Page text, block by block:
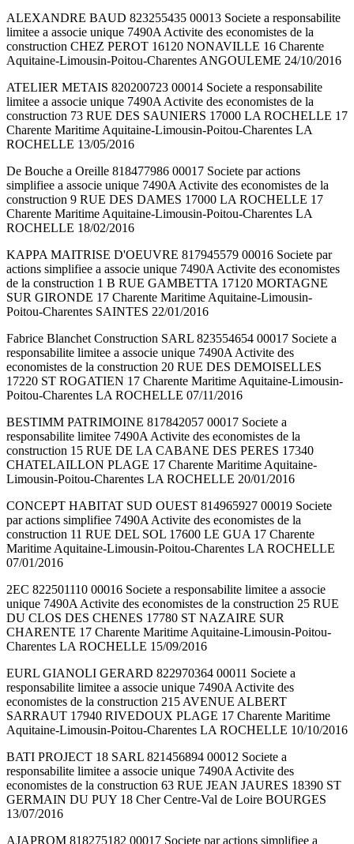
ALEXANDRE BAUD 823255435 00013 Societe a responsabilite
limitee a associe unique 7490A Activite des economistes de la
construction CHEZ PEROT 16120 NONAVILLE 16 Charente
Aquitaine-Limousin-Poitou-Charentes ANGOULEME 24/10/2016
ATELIER METAIS 820200723 00014 Societe a responsabilite
limitee a associe unique 7490A Activite des economistes de la
construction 73 RUE DES SAUNIERS 17000 LA ROCHELLE 17
Charente Maritime Aquitaine-Limousin-Poitou-Charentes LA
ROCHELLE 13/05/2016
De Bouche a Oreille 818477986 00017 Societe par actions
simplifiee a associe unique 7490A Activite des economistes de la
construction 9 RUE DES DAMES 17000 LA ROCHELLE 17
Charente Maritime Aquitaine-Limousin-Poitou-Charentes LA
ROCHELLE 18/02/2016
KAPPA MAITRISE D'OEUVRE 817945579 00016 Societe par
actions simplifiee a associe unique 7490A Activite des economistes
de la construction 1 B RUE GAMBETTA 17120 MORTAGNE
SUR GIRONDE 17 Charente Maritime Aquitaine-Limousin-
Poitou-Charentes SAINTES 22/01/2016
Fabrice Blanchet Construction SARL 823554654 00017 Societe a
responsabilite limitee a associe unique 7490A Activite des
economistes de la construction 20 RUE DES DEMOISELLES
17220 ST ROGATIEN 17 Charente Maritime Aquitaine-Limousin-
Poitou-Charentes LA ROCHELLE 07/11/2016
BESTIMM PATRIMOINE 817842057 00017 Societe a
responsabilite limitee 7490A Activite des economistes de la
construction 15 RUE DE LA CABANE DES PERES 17340
CHATELAILLON PLAGE 17 Charente Maritime Aquitaine-
Limousin-Poitou-Charentes LA ROCHELLE 20/01/2016
CONCEPT HABITAT SUD OUEST 814965927 00019 Societe
par actions simplifiee 7490A Activite des economistes de la
construction 11 RUE DEL SOL 17600 LE GUA 17 Charente
Maritime Aquitaine-Limousin-Poitou-Charentes LA ROCHELLE
07/01/2016
2EC 822501110 00016 Societe a responsabilite limitee a associe
unique 7490A Activite des economistes de la construction 25 RUE
DU CLOS DES CHENES 17780 ST NAZAIRE SUR
CHARENTE 17 Charente Maritime Aquitaine-Limousin-Poitou-
Charentes LA ROCHELLE 15/09/2016
EURL GIANOLI GERARD 822970364 00011 Societe a
responsabilite limitee a associe unique 7490A Activite des
economistes de la construction 215 AVENUE ALBERT
SARRAUT 17940 RIVEDOUX PLAGE 17 Charente Maritime
Aquitaine-Limousin-Poitou-Charentes LA ROCHELLE 10/10/2016
BATI PROJECT 18 SARL 821456894 00012 Societe a
responsabilite limitee a associe unique 7490A Activite des
economistes de la construction 63 RUE JEAN JAURES 18390 ST
GERMAIN DU PUY 18 Cher Centre-Val de Loire BOURGES
13/07/2016
AJAPROM 818275182 00017 Societe par actions simplifiee a